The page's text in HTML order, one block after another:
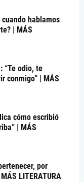
hablamos
| MÁS
“Te odio, te
conmigo” | MÁS
cómo escribió
| MÁS
por
LITERATURA